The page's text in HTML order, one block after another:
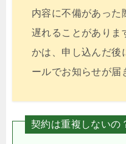
内容に不備があった
遅れることがありま
かは、申し込んだ後
ールでお知らせが届
契約は重複しないの